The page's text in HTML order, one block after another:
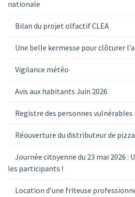
nationale
Bilan du projet olfactif CLEA
Une belle kermesse pour clôturer
Vigilance météo
Avis aux habitants Juin 2026
Registre des personnes vulnérables
Réouverture du distributeur de
Journée citoyenne du 23 mai 2026 :
les participants !
Location d’une friteuse